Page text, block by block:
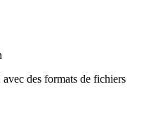
des formats de fichiers